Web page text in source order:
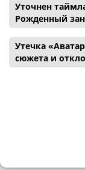
Уточнен
Рожденный
Утечка
сюжета и